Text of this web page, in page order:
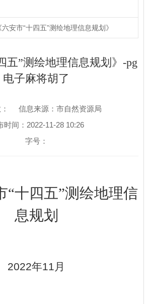
六安市“十四五”测绘地理信息规划》
五”测绘地理信息规划》-pg
电子麻将胡了
信息来源：市自然资源局
时间：2022-11-28 10:26
字号：
“十四五”测绘地理信
息规划
2022年11月